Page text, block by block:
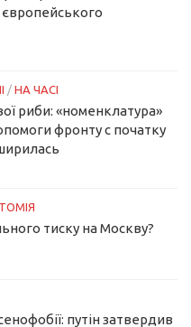
/ НА ЧАСІ
риби: «номенклатура»
фронту с початку
тиску на Москву?
путін затвердив